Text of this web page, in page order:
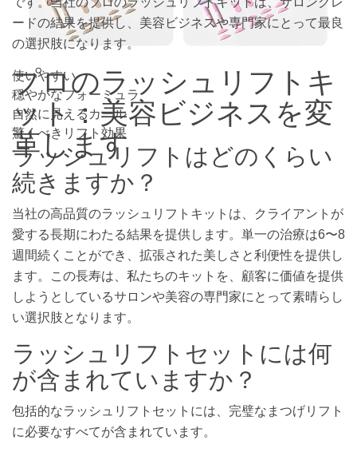
プロのラッシュリフトキ
ット：美容ビジネスを変
革します
ードの結果を提供し、美容ビジネスや専門家にとって最良
の選択肢になります。
使いやすい
穏やかなフォーミュラ
自然に見えるカール
驚くべきリフト効果
ラッシュリフトはどのくらい
続きますか？
当社の高品質のラッシュリフトキットは、クライアントが
愛する長期にわたる結果を提供します。単一の治療は6〜8
週間続くことができ、拡張された美しさと利便性を提供し
ます。この長寿は、私たちのキットを、顧客に価値を提供
しようとしているサロンや美容の専門家にとって素晴らし
い選択肢となります。
ラッシュリフトセットには何
が含まれていますか？
包括的なラッシュリフトセットには、完璧なまつげリフト
に必要なすべてが含まれています。